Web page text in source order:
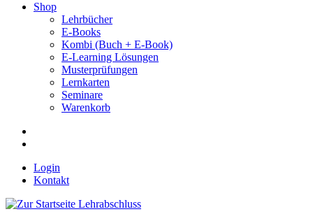
Shop
Lehrbücher
E-Books
Kombi (Buch + E-Book)
E-Learning Lösungen
Musterprüfungen
Lernkarten
Seminare
Warenkorb
Login
Kontakt